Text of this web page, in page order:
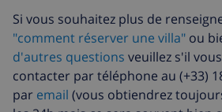
Animaux
46,91 $US
Lit supplémentaire
14,07
Fonds d'annulation:
4.80%
Si vous souhaitez plus de
"comment réserver une villa" ou
d'autres questions veuillez s'il
contacter par téléphone au (+33)
par email (vous obtiendrez